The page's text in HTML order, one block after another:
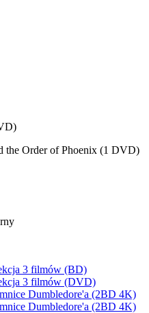
the Order of Phoenix (1 DVD)
3 filmów (BD)
3 filmów (DVD)
Dumbledore'a (2BD 4K)
Dumbledore'a (2BD 4K)